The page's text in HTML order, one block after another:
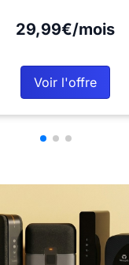
29,99€/mois
Voir l'offre